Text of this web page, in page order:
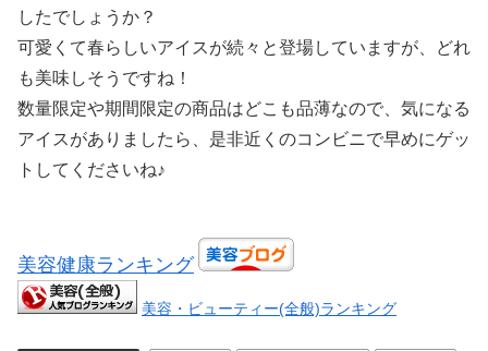
したでしょうか？
可愛くて春らしいアイスが続々と登場していますが、どれ
も美味しそうですね！
数量限定や期間限定の商品はどこも品薄なので、気になる
アイスがありましたら、是非近くのコンビニで早めにゲッ
トしてくださいね♪
美容健康ランキング
美容・ビューティー(全般)ランキング